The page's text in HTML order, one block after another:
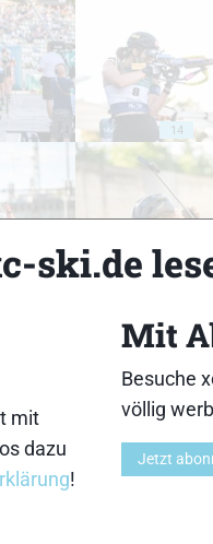
14
24
ski.de
mit
dazu
!
Mit
Besuche
völlig
Jetzt